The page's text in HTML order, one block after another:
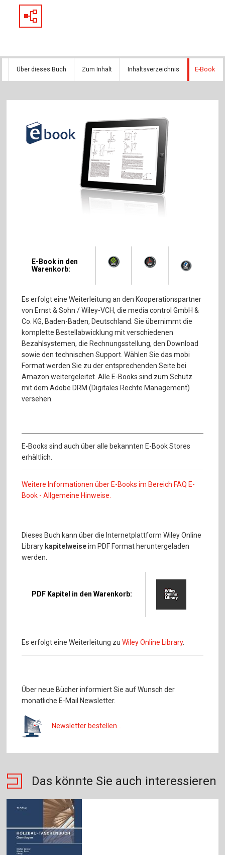
Über dieses Buch Zum Inhalt Inhaltsverzeichnis E-Book
E-Book in den
Warenkorb:
Es erfolgt eine Weiterleitung an den Kooperationspartner
von Ernst & Sohn / Wiley-VCH, die media control GmbH &
Co. KG, Baden-Baden, Deutschland. Sie übernimmt die
komplette Bestellabwicklung mit verschiedenen
Bezahlsystemen, die Rechnungsstellung, den Download
sowie den technischen Support. Wählen Sie das mobi
Format werden Sie zu der entsprechenden Seite bei
Amazon weitergeleitet. Alle E-Books sind zum Schutz
mit dem Adobe DRM (Digitales Rechte Management)
versehen.
E-Books sind auch über alle bekannten E-Book Stores
erhältlich.
Weitere Informationen über E-Books im Bereich FAQ E-
Book - Allgemeine Hinweise.
Dieses Buch kann über die Internetplattform Wiley Online
Library kapitelweiseim PDF Format heruntergeladen
werden.
PDF Kapitel in den Warenkorb:
Es erfolgt eine Weiterleitung zuWiley Online Library.
Über neue Bücher informiert Sie auf Wunsch der
monatliche E-Mail Newsletter.
Newsletter bestellen...
Das könnte Sie auch interessieren